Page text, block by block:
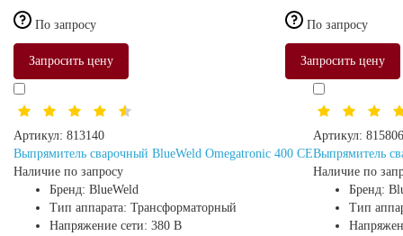
По запросу
Запросить цену
По запросу
Запросить цену
Артикул: 813140
Выпрямитель сварочный BlueWeld Omegatronic 400 CE
Наличие по запросу
Бренд: BlueWeld
Тип аппарата: Трансформаторный
Напряжение сети: 380 В
Артикул: 815806
Выпрямитель
Наличие по
Бренд:
Тип